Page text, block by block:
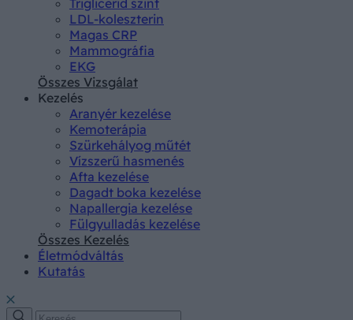
LDL-koleszterin
Magas CRP
Mammográfia
EKG
Összes Vizsgálat
Kezelés
Aranyér kezelése
Kemoterápia
Szürkehályog műtét
Vízszerű hasmenés
Afta kezelése
Dagadt boka kezelése
Napallergia kezelése
Fülgyulladás kezelése
Összes Kezelés
Életmódváltás
Kutatás